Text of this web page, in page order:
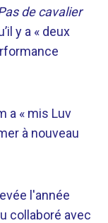
de cavalier
y a « deux
a « mis Luv
à nouveau
l'année
collaboré avec